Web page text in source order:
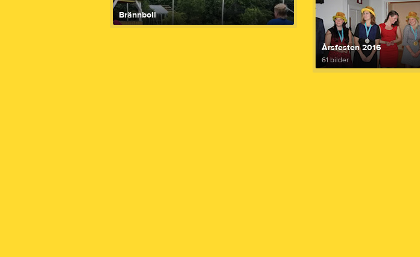
Brännboll
Årsfesten 2016
61 bilder